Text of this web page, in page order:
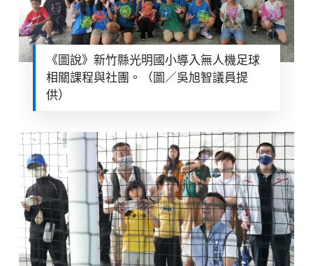
《圖說》新竹縣光明國小導入無人機足球
相關課程與社團。（圖／吳旭智議員提
供）